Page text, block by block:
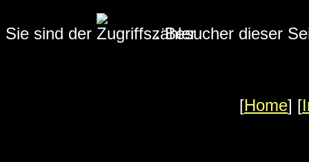
Sie sind der .Besucher dieser
[Home] [